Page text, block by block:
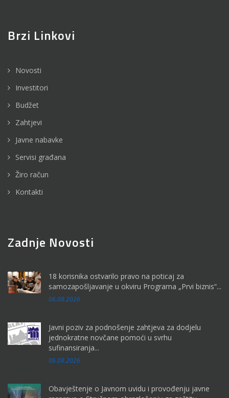
Brzi Linkovi
Novosti
Investitori
Budžet
Zahtjevi
Javne nabavke
Servisi građana
Žiro račun
Kontakti
Zadnje Novosti
18 korisnika ostvarilo pravo na poticaj za
samozapošljavanje u okviru Programa „Prvi biznis“...
06.08.2026
Javni poziv za podnošenje zahtjeva za dodjelu
jednokratne novčane pomoći u svrhu
sufinansiranja...
06.08.2026
Obavještenje o Javnom uvidu i provođenju javne